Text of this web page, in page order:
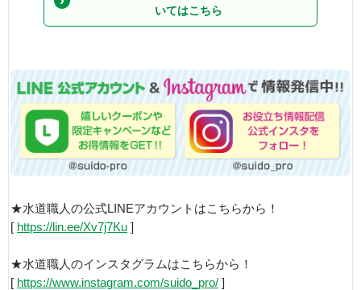
いてはこちら
★水道職人の公式LINEアカウントはこちらから！
[ https://lin.ee/Xv7j7Ku ]
★水道職人のインスタグラムはこちらから！
[ https://www.instagram.com/suido_pro/ ]